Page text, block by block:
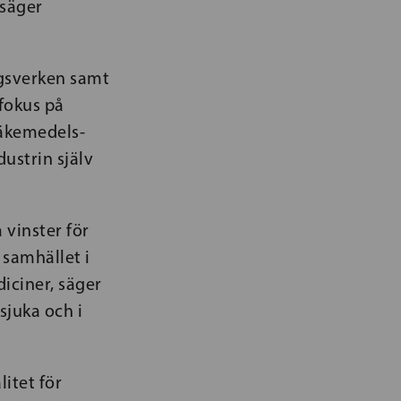
samt
på
själv
vinster för
i
säger
och i
för